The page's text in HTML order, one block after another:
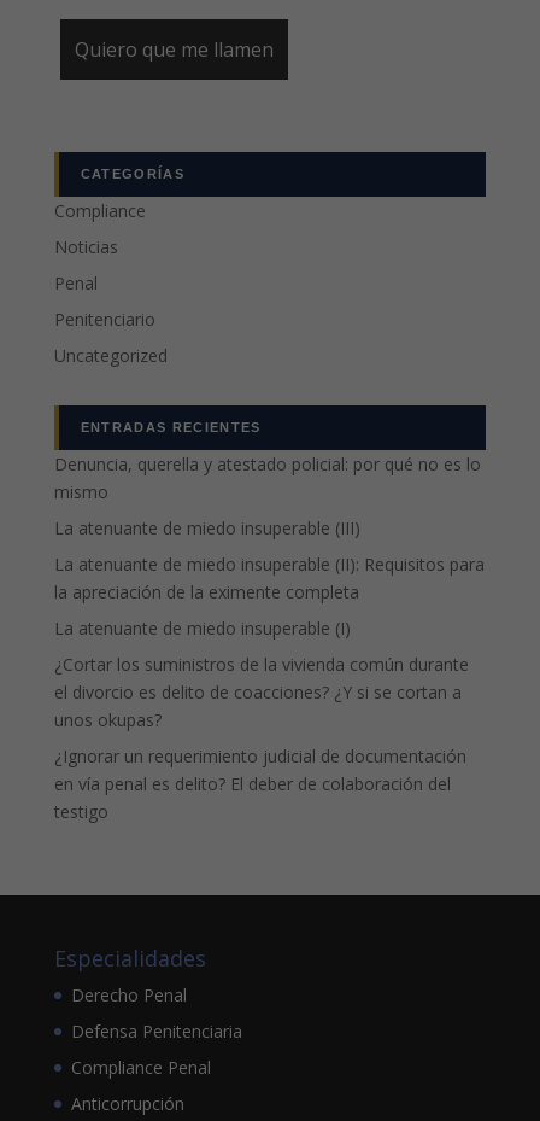
CATEGORÍAS
Compliance
Noticias
Penal
Penitenciario
Uncategorized
ENTRADAS RECIENTES
Denuncia, querella y atestado policial: por qué no es lo
mismo
La atenuante de miedo insuperable (III)
La atenuante de miedo insuperable (II): Requisitos para
la apreciación de la eximente completa
La atenuante de miedo insuperable (I)
¿Cortar los suministros de la vivienda común durante
el divorcio es delito de coacciones? ¿Y si se cortan a
unos okupas?
¿Ignorar un requerimiento judicial de documentación
en vía penal es delito? El deber de colaboración del
testigo
Especialidades
Derecho Penal
Defensa Penitenciaria
Compliance Penal
Anticorrupción